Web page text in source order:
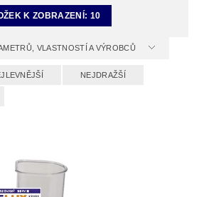
K ZOBRAZENÍ: 10
VLASTNOSTÍ A VÝROBCŮ
NEJDRAŽŠÍ